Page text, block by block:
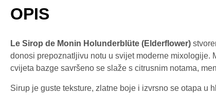
OPIS
Le Sirop de Monin Holunderblüte (Elderflower)
donosi prepoznatljivu notu u svijet moderne
cvijeta bazge savršeno se slaže s citrusnim notama,
Sirup je guste teksture, zlatne boje i izvrsno se otapa